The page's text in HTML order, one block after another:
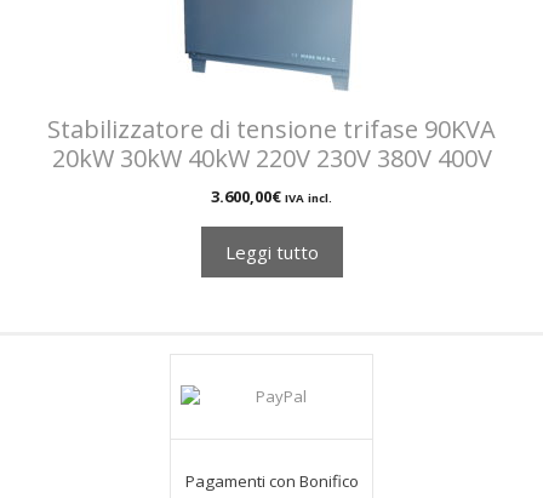
Stabilizzatore di tensione trifase 90KVA
20kW 30kW 40kW 220V 230V 380V 400V
3.600,00€ IVA incl.
Leggi tutto
Pagamenti con Bonifico